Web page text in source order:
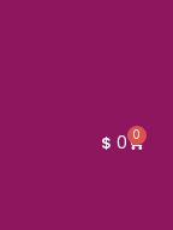
$ 0 0